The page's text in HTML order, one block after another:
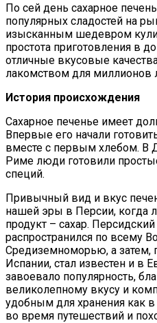
По сей день сахарное
популярных сладостей на
изысканным шедевром
простота приготовления в
отличные вкусовые
лакомством для миллионов
История происхождения
Сахарное печенье имеет
Впервые его начали
вместе с первым хлебом. В
Риме люди готовили
специй.
Привычный вид и вкус
нашей эры в Персии, когда
продукт – сахар.
распространился по всему
Средиземноморью, а затем,
Испании, стал известен и в
завоевало популярность,
великолепному вкусу и
удобным для хранения как
во время путешествий и